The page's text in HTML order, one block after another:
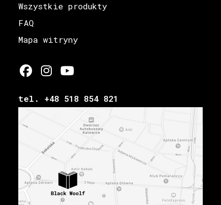
Wszystkie produkty
FAQ
Mapa witryny
tel. +48 518 854 821